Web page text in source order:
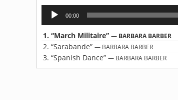
Audiospeler
00:00
1. “March Militaire” — BARBARA BARBER
2. “Sarabande” — BARBARA BARBER
3. “Spanish Dance” — BARBARA BARBER